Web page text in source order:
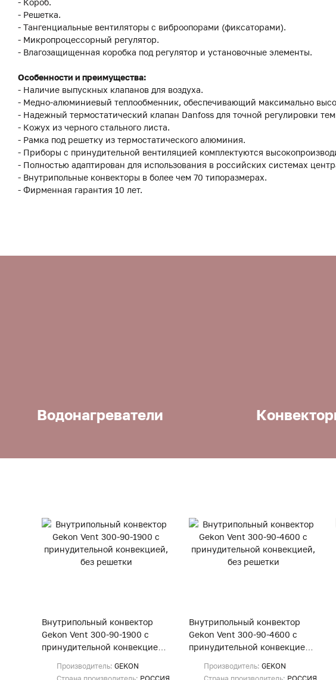
- Короб.
- Решетка.
- Тангенциальные вентиляторы с виброопорами (фиксаторами).
- Микропроцессорный регулятор.
- Влагозащищенная коробка под регулятор и установочные элементы.
Особенности и преимущества:
- Наличие выпускных клапанов для воздуха.
- Медно-алюминиевый теплообменник, обеспечивающий максимально
- Надежный термостатический клапан Danfoss для точной регулировки
- Кожух из черного стального листа.
- Рамка под решетку из термостатического алюминия.
- Приборы с принудительной вентиляцией комплектуются
- Полностью адаптирован для использования в российских системах
- Внутрипольные конвекторы в более чем 70 типоразмерах.
- Фирменная гарантия 10 лет.
Водонагреватели
Внутрипольный конвектор
Gekon Vent 300-90-1900 с
принудительной конвекцией,
Производитель: GEKON
Внутрипольный конвектор
Gekon Vent 300-90-4600 с
принудительной конвекцией,
Производитель: GEKON